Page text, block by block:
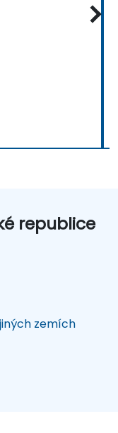
republice
zemích